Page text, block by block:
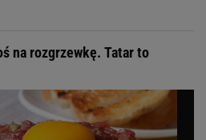
na rozgrzewkę. Tatar to